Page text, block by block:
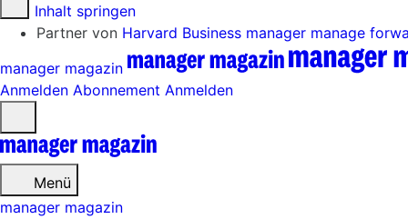
Zum Inhalt springen
Partner von Harvard Business manager manage
manager magazin
Anmelden Abonnement Anmelden
öffnen
Menü
manager magazin